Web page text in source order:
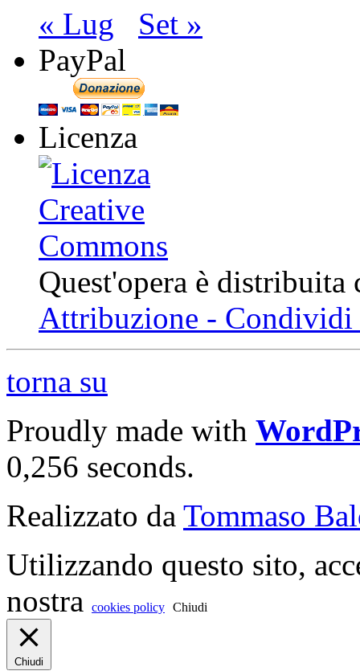
« Lug
Set »
PayPal
Licenza
Quest'opera è
Attribuzione - Condividi
torna su
Proudly made with
0,256 seconds.
Realizzato da Tommaso
Utilizzando questo sito,
nostra
cookies policy Chiudi
Chiudi